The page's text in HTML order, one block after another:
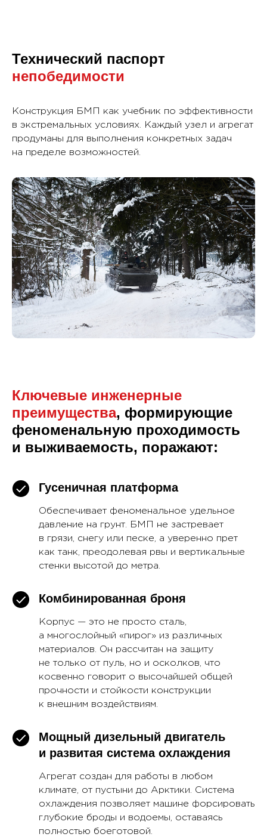
Технический паспорт
непобедимости
Конструкция БМП как учебник по эффективности
в экстремальных условиях. Каждый узел и агрегат
продуманы для выполнения конкретных задач
на пределе возможностей.
Ключевые инженерные
преимущества, формирующие
феноменальную проходимость
и выживаемость, поражают:
Гусеничная платформа
Обеспечивает феноменальное удельное
давление на грунт. БМП не застревает
в грязи, снегу или песке, а уверенно прет
как танк, преодолевая рвы и вертикальные
стенки высотой до метра.
Комбинированная броня
Корпус — это не просто сталь,
а многослойный «пирог» из различных
материалов. Он рассчитан на защиту
не только от пуль, но и осколков, что
косвенно говорит о высочайшей общей
прочности и стойкости конструкции
к внешним воздействиям.
Мощный дизельный двигатель
и развитая система охлаждения
Агрегат создан для работы в любом
климате, от пустыни до Арктики. Система
охлаждения позволяет машине форсировать
глубокие броды и водоемы, оставаясь
полностью боеготовой.